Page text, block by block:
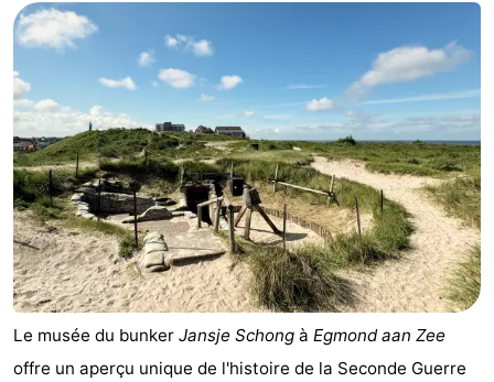
Forum
Route
-
Stationnement
Adresses
Médicales
Région
Hollande-
Septentrionale
-
Le musée du bunker Jansje Schong à Egmond aan Zee
offre un aperçu unique de l'histoire de la Seconde Guerre